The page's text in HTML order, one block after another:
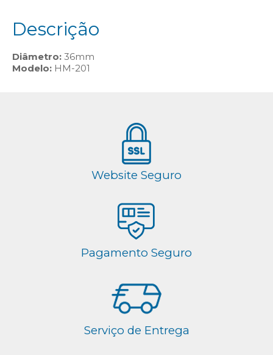
Descrição
Diâmetro: 36mm
Modelo: HM-201
Website Seguro
Pagamento Seguro
Serviço de Entrega